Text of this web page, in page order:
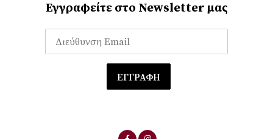
Εγγραφείτε στο Newsletter μας